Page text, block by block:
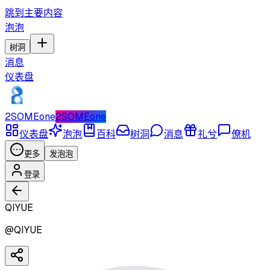
跳到主要内容
泡泡
树洞
消息
仪表盘
2SOMEone2SOMEone
仪表盘
泡泡 百科 树洞 消息 礼兮 僚机
更多 发泡泡
登录
QIYUE
@QIYUE